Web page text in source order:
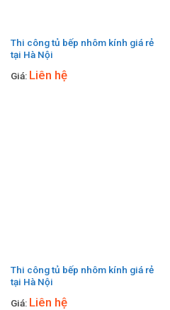
Thi công tủ bếp nhôm kính giá rẻ
tại Hà Nội
Giá: Liên hệ
Thi công tủ bếp nhôm kính giá rẻ
tại Hà Nội
Giá: Liên hệ